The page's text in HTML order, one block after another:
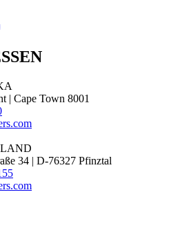
| Cape Town 8001
34 | D-76327 Pfinztal